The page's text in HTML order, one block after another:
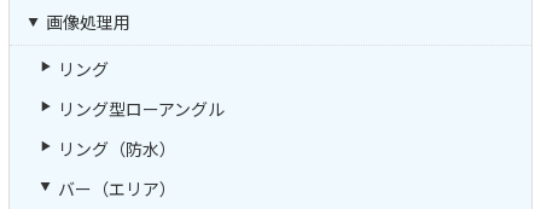
画像処理用
リング
リング型ローアングル
リング（防水）
バー（エリア）